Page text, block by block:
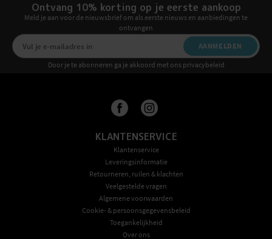
Ontvang 10% korting op je eerste aankoop
Meld je aan voor de nieuwsbrief om als eerste nieuws en aanbiedingen te
ontvangen
AANMELDEN
Door je te abonneren ga je akkoord met ons privacybeleid
KLANTENSERVICE
Klantenservice
Leveringsinformatie
Retourneren, ruilen & klachten
Veelgestelde vragen
Algemene voorwaarden
Cookie- & persoonsgegevensbeleid
Toegankelijkheid
Over ons